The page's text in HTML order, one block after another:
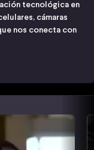
tecnológica en
cámaras
nos conecta con